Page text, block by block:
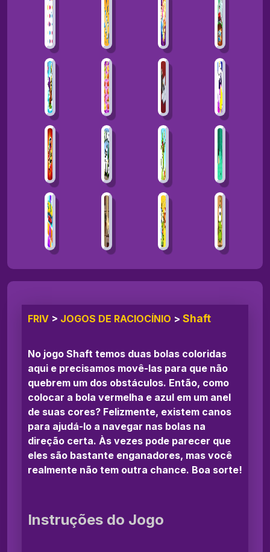
FRIV > JOGOS DE RACIOCÍNIO > Shaft
No jogo Shaft temos duas bolas coloridas
aqui e precisamos movê-las para que não
quebrem um dos obstáculos. Então, como
colocar a bola vermelha e azul em um anel
de suas cores? Felizmente, existem canos
para ajudá-lo a navegar nas bolas na
direção certa. Às vezes pode parecer que
eles são bastante enganadores, mas você
realmente não tem outra chance. Boa sorte!
Instruções do Jogo